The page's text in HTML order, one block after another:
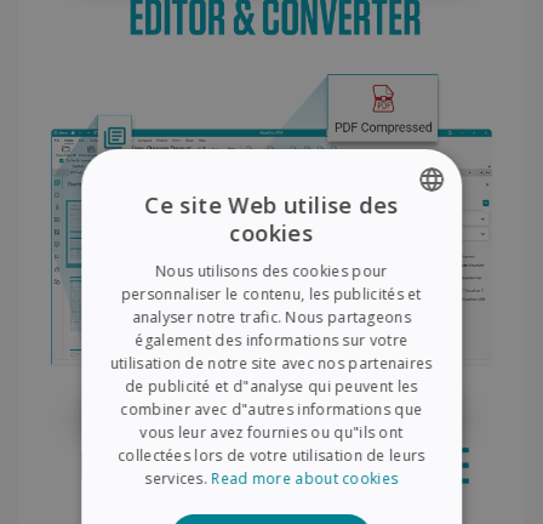
FRENCH
SPANISH
GERMAN
ITALIAN
DUTCH
Ce site Web utilise des
cookies
Nous utilisons des cookies pour
personnaliser le contenu, les publicités et
analyser notre trafic. Nous partageons
également des informations sur votre
utilisation de notre site avec nos partenaires
de publicité et d"analyse qui peuvent les
combiner avec d"autres informations que
vous leur avez fournies ou qu"ils ont
collectées lors de votre utilisation de leurs
services. Read more about cookies